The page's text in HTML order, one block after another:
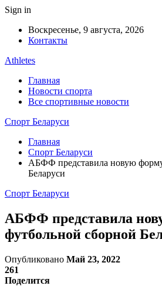
Sign in
Воскресенье, 9 августа, 2026
Контакты
Athletes
Главная
Новости спорта
Все спортивные новости
Спорт Беларуси
Главная
Спорт Беларуси
АБФФ представила новую
Беларуси
Спорт Беларуси
АБФФ представила
футбольной сборной
Опубликовано Май 23, 2022
261
Поделится